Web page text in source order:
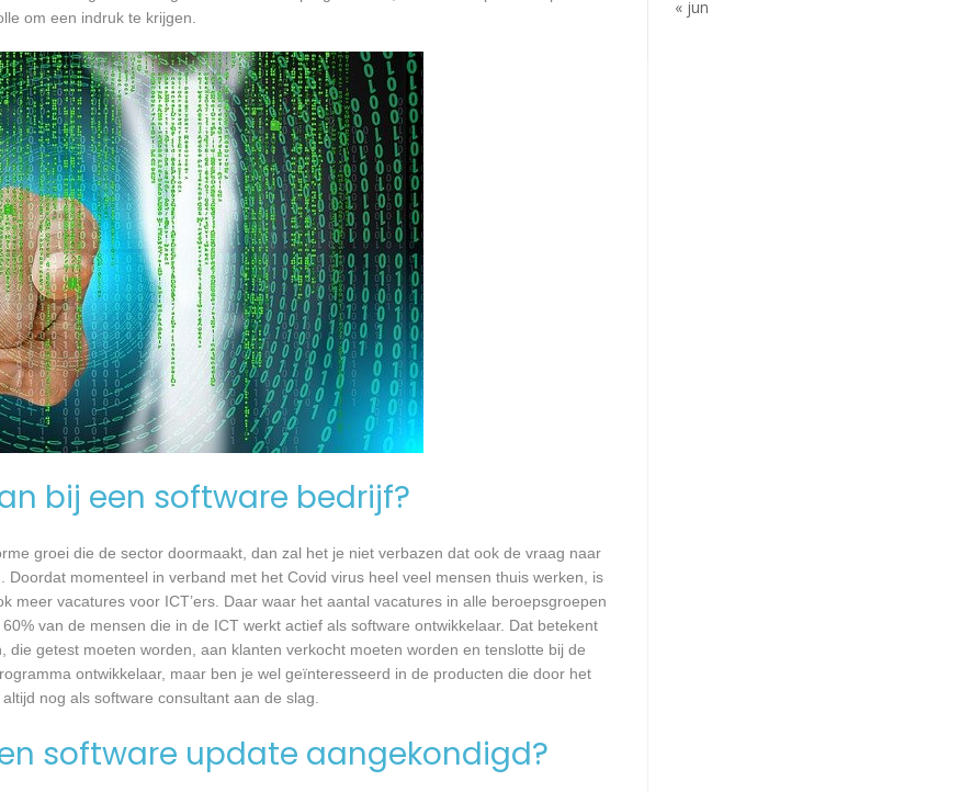
om een indruk te krijgen.
bij een software bedrijf?
groei die de sector doormaakt, dan zal het je niet verbazen dat ook de vraag naar
Doordat momenteel in verband met het Covid virus heel veel mensen thuis werken, is
vacatures voor ICT’ers. Daar waar het aantal vacatures in alle beroepsgroepen
van de mensen die in de ICT werkt actief als software ontwikkelaar. Dat betekent
getest moeten worden, aan klanten verkocht moeten worden en tenslotte bij de
ontwikkelaar, maar ben je wel geïnteresseerd in de producten die door het
nog als software consultant aan de slag.
software update aangekondigd?
« jun